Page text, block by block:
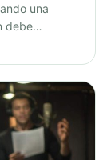
una
debe…